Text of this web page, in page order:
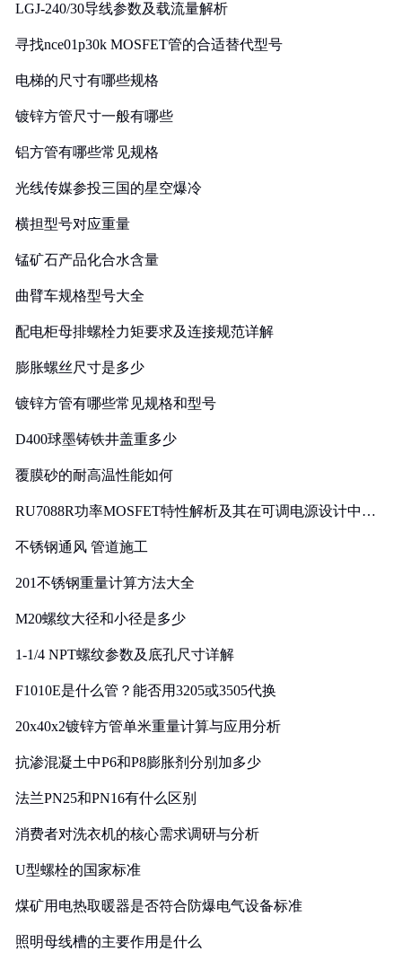
LGJ-240/30导线参数及载流量解析
寻找nce01p30k MOSFET管的合适替代型号
电梯的尺寸有哪些规格
镀锌方管尺寸一般有哪些
铝方管有哪些常见规格
光线传媒参投三国的星空爆冷
横担型号对应重量
锰矿石产品化合水含量
曲臂车规格型号大全
配电柜母排螺栓力矩要求及连接规范详解
膨胀螺丝尺寸是多少
镀锌方管有哪些常见规格和型号
D400球墨铸铁井盖重多少
覆膜砂的耐高温性能如何
RU7088R功率MOSFET特性解析及其在可调电源设计中的
不锈钢通风 管道施工
201不锈钢重量计算方法大全
M20螺纹大径和小径是多少
1-1/4 NPT螺纹参数及底孔尺寸详解
F1010E是什么管？能否用3205或3505代换
20x40x2镀锌方管单米重量计算与应用分析
抗渗混凝土中P6和P8膨胀剂分别加多少
法兰PN25和PN16有什么区别
消费者对洗衣机的核心需求调研与分析
U型螺栓的国家标准
煤矿用电热取暖器是否符合防爆电气设备标准
照明母线槽的主要作用是什么